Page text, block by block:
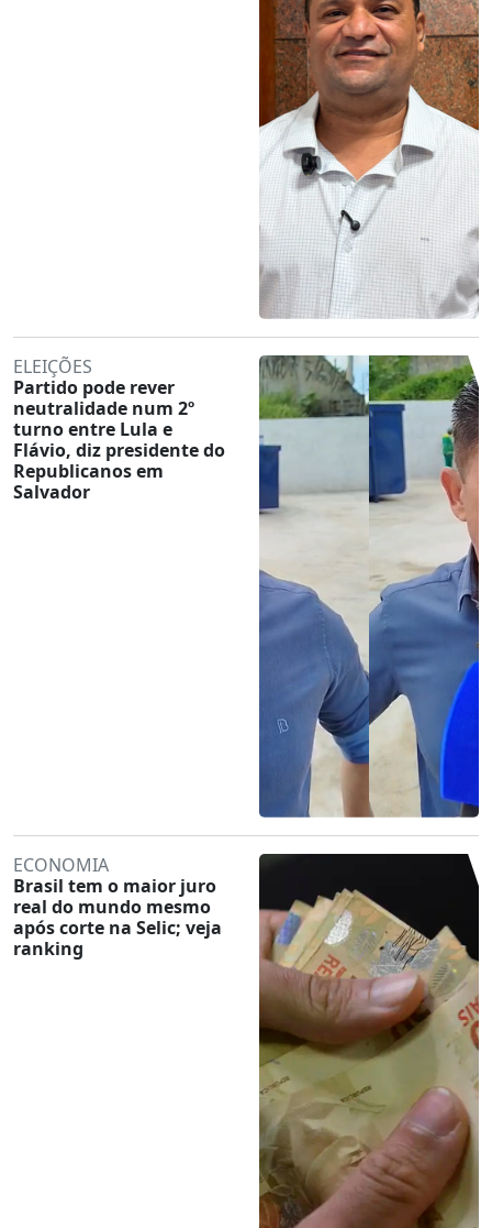
ELEIÇÕES
Partido pode rever
neutralidade num 2º
turno entre Lula e
Flávio, diz presidente do
Republicanos em
Salvador
ECONOMIA
Brasil tem o maior juro
real do mundo mesmo
após corte na Selic; veja
ranking